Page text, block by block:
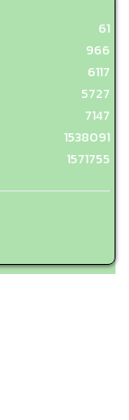
61
966
6117
5727
7147
1538091
1571755